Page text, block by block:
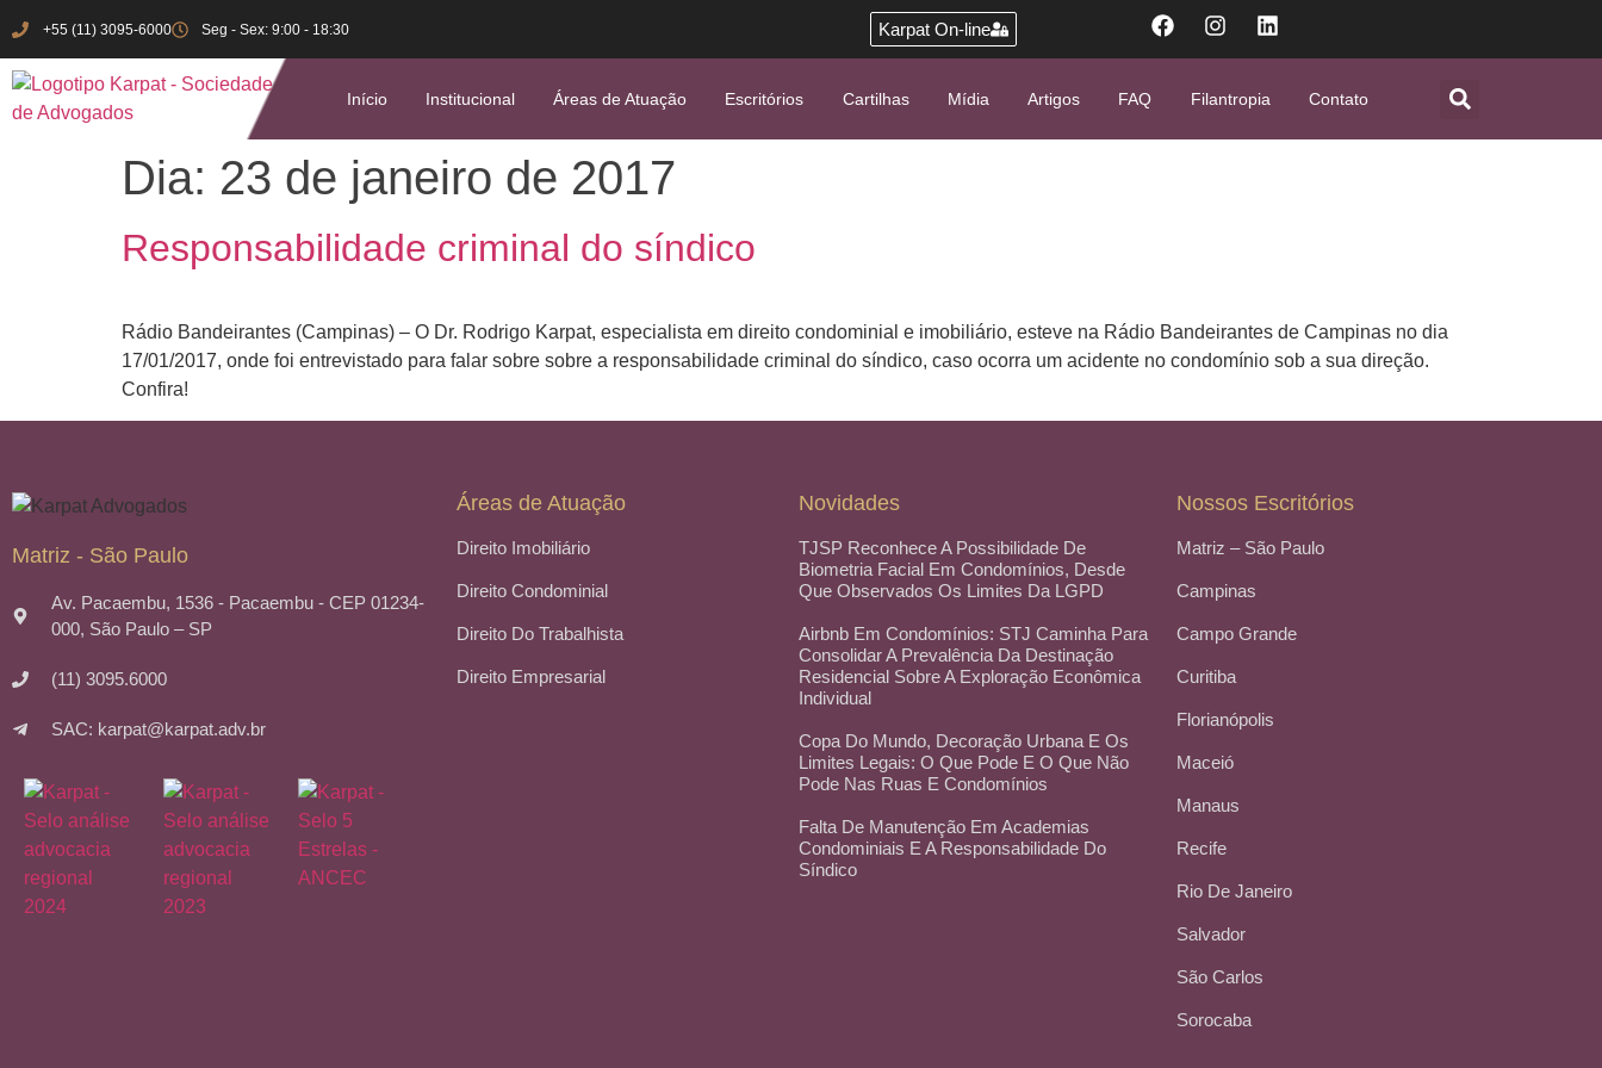
+55 (11) 3095-6000 Seg - Sex: 9:00 - 18:30 Karpat On-line
Início Institucional Áreas de Atuação Escritórios Cartilhas Mídia Artigos FAQ Filantropia Contato
Dia: 23 de janeiro de 2017
Responsabilidade criminal do síndico
Rádio Bandeirantes (Campinas) – O Dr. Rodrigo Karpat, especialista em direito condominial e imobiliário, esteve na Rádio Bandeirantes de Campinas no dia
17/01/2017, onde foi entrevistado para falar sobre sobre a responsabilidade criminal do síndico, caso ocorra um acidente no condomínio sob a sua direção.
Confira!
Matriz - São Paulo
Av. Pacaembu, 1536 - Pacaembu - CEP 01234-
000, São Paulo – SP
(11) 3095.6000
SAC: karpat@karpat.adv.br
Áreas de Atuação
Direito Imobiliário
Direito Condominial
Direito Do Trabalhista
Direito Empresarial
Novidades
TJSP Reconhece A Possibilidade De
Biometria Facial Em Condomínios, Desde
Que Observados Os Limites Da LGPD
Airbnb Em Condomínios: STJ Caminha Para
Consolidar A Prevalência Da Destinação
Residencial Sobre A Exploração Econômica
Individual
Copa Do Mundo, Decoração Urbana E Os
Limites Legais: O Que Pode E O Que Não
Pode Nas Ruas E Condomínios
Falta De Manutenção Em Academias
Condominiais E A Responsabilidade Do
Síndico
Nossos Escritórios
Matriz – São Paulo
Campinas
Campo Grande
Curitiba
Florianópolis
Maceió
Manaus
Recife
Rio De Janeiro
Salvador
São Carlos
Sorocaba